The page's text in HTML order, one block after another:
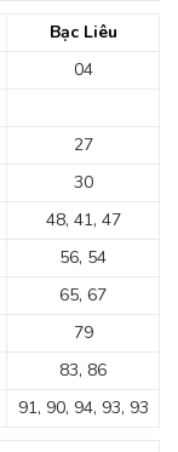
Bạc Liêu
04
27
30
48, 41, 47
56, 54
65, 67
79
83, 86
91, 90, 94, 93, 93